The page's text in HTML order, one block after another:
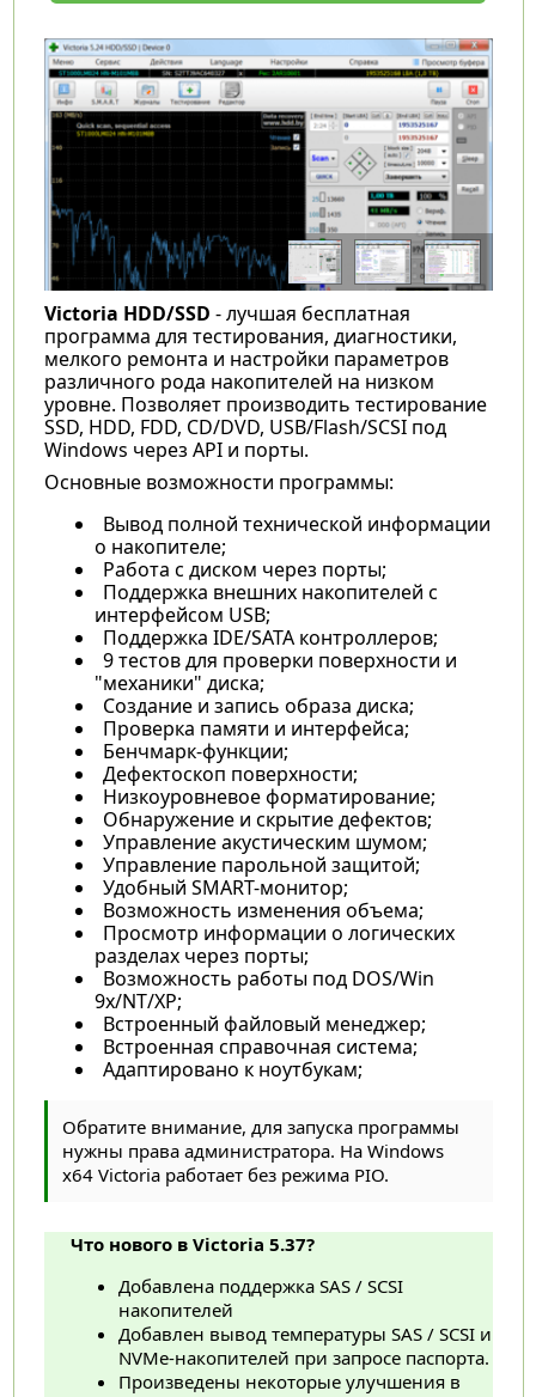
Victoria HDD/SSD - лучшая бесплатная
программа для тестирования, диагностики,
мелкого ремонта и настройки параметров
различного рода накопителей на низком
уровне. Позволяет производить тестирование
SSD, HDD, FDD, CD/DVD, USB/Flash/SCSI под
Windows через API и порты.
Основные возможности программы:
Вывод полной технической информации
о накопителе;
Работа с диском через порты;
Поддержка внешних накопителей с
интерфейсом USB;
Поддержка IDE/SATA контроллеров;
9 тестов для проверки поверхности и
"механики" диска;
Создание и запись образа диска;
Проверка памяти и интерфейса;
Бенчмарк-функции;
Дефектоскоп поверхности;
Низкоуровневое форматирование;
Обнаружение и cкрытие дефектов;
Управление акустическим шумом;
Управление парольной защитой;
Удобный SMART-монитор;
Возможность изменения объема;
Просмотр информации о логических
разделах через порты;
Возможность работы под DOS/Win
9x/NT/XP;
Встроенный файловый менеджер;
Встроенная справочная система;
Адаптировано к ноутбукам;
Обратите внимание, для запуска программы
нужны права администратора. На Windows
x64 Victoria работает без режима PIO.
Что нового в Victoria 5.37?
Добавлена поддержка SAS / SCSI
накопителей
Добавлен вывод температуры SAS / SCSI и
NVMe-накопителей при запросе паспорта.
Произведены некоторые улучшения в